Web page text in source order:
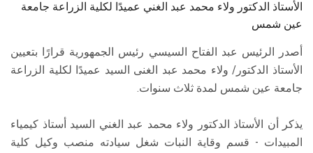
اﻷﺳﺘﺎذ الدكتور ولاء محمد عبد الغني عميدًا لكلية الزراعة جامعة
عين شمس
أصدر الرئيس عبد الفتاح السيسي رئيس الجمهورية قرارًا بتعيين
اﻷﺳﺘﺎذ الدكتور/ ولاء محمد عبد الغنى السيد عميدًا لكلية الزراعة
جامعة عين شمس لمدة ثلاث سنوات.
يذكر أن الأستاذ الدكتور ولاء محمد عبد الغني السيد أستاذ كيمياء
المبيدات - قسم وقاية النبات شغل سيادته منصب وكيل كلية